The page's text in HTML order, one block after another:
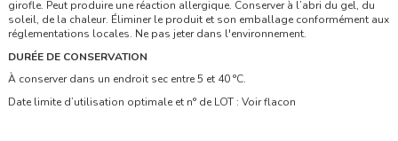
girofle. Peut produire une réaction allergique. Conserver à l’abri du gel, du
soleil, de la chaleur. Éliminer le produit et son emballage conformément aux
réglementations locales. Ne pas jeter dans l'environnement.
DURÉE DE CONSERVATION
À conserver dans un endroit sec entre 5 et 40 °C.
Date limite d’utilisation optimale et n° de LOT : Voir flacon